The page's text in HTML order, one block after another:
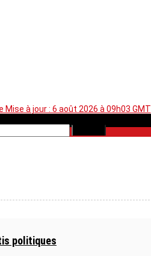
Mise à jour : 6 août 2026 à 09h03 GMT
politiques